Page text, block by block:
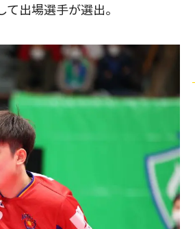
出場選手が選出。